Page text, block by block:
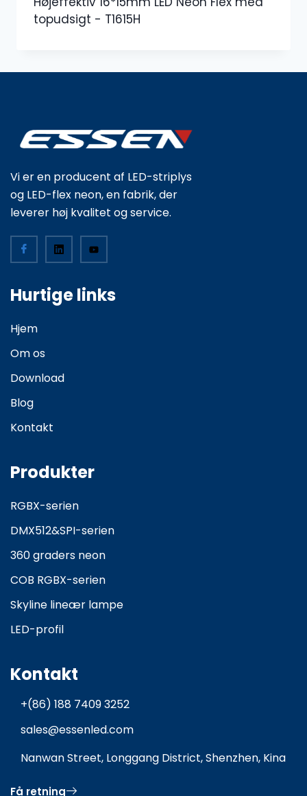
topudsigt - T1615H
Vi er en producent af LED-striplys
og LED-flex neon, en fabrik, der
leverer høj kvalitet og service.
Hurtige links
Hjem
Om os
Download
Blog
Kontakt
Produkter
RGBX-serien
DMX512&SPI-serien
360 graders neon
COB RGBX-serien
Skyline lineær lampe
LED-profil
Kontakt
+(86) 188 7409 3252
sales@essenled.com
Nanwan Street, Longgang District, Shenzhen, Kina
Få retning